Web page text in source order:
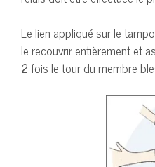
Le lien appliqué sur le
le recouvrir entièrement et
2 fois le tour du membre